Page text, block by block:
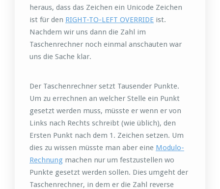
heraus, dass das Zeichen ein Unicode Zeichen
ist für den RIGHT-TO-LEFT OVERRIDE ist.
Nachdem wir uns dann die Zahl im
Taschenrechner noch einmal anschauten war
uns die Sache klar.
Der Taschenrechner setzt Tausender Punkte.
Um zu errechnen an welcher Stelle ein Punkt
gesetzt werden muss, müsste er wenn er von
Links nach Rechts schreibt (wie üblich), den
Ersten Punkt nach dem 1. Zeichen setzen. Um
dies zu wissen müsste man aber eine Modulo-
Rechnung machen nur um festzustellen wo
Punkte gesetzt werden sollen. Dies umgeht der
Taschenrechner, in dem er die Zahl reverse